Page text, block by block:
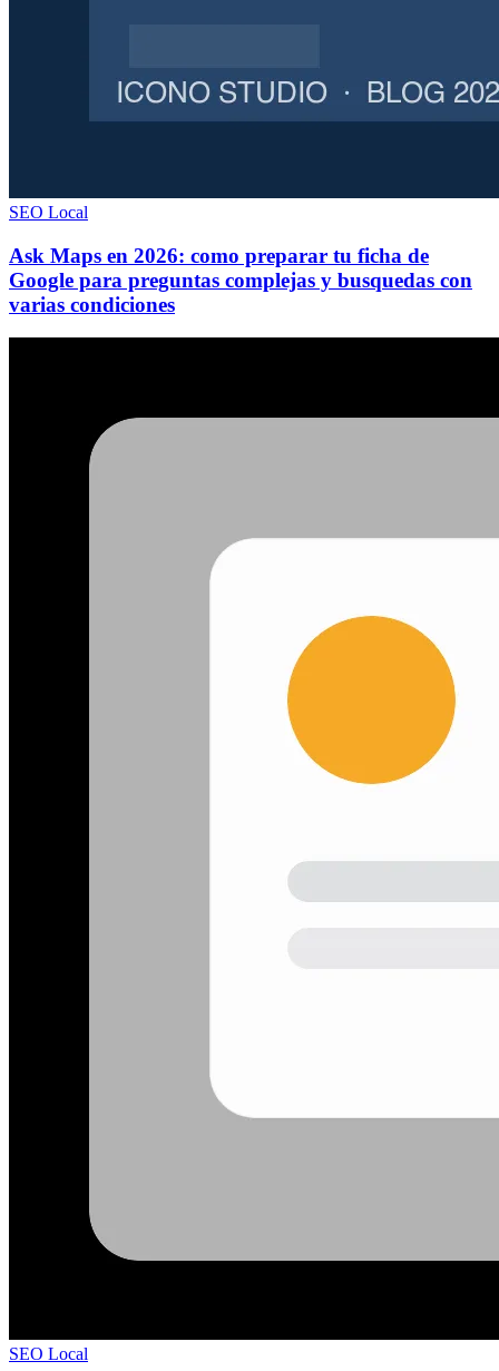
SEO Local
Ask Maps en 2026: como preparar tu ficha de
Google para preguntas complejas y busquedas con
varias condiciones
SEO Local